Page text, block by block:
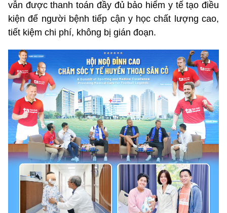
vẫn được thanh toán đầy đủ bảo hiểm y tế tạo điều
kiện để người bệnh tiếp cận y học chất lượng cao,
tiết kiệm chi phí, không bị gián đoạn.